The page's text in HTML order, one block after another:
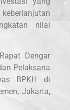
nilai
Dengar
Pelaksana
BPKH di
Jakarta,